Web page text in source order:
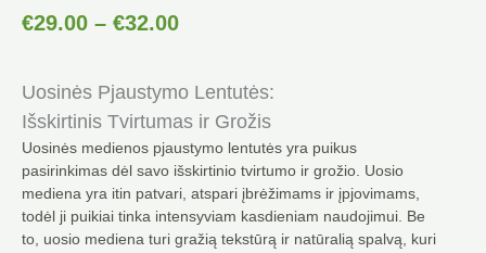
€29.00 – €32.00Price
Through
€32.00
Uosinės Pjaustymo Lentutės:
Išskirtinis Tvirtumas ir Grožis
Uosinės medienos pjaustymo lentutės yra puikus
pasirinkimas dėl savo išskirtinio tvirtumo ir grožio. Uosio
mediena yra itin patvari, atspari įbrėžimams ir įpjovimams,
todėl ji puikiai tinka intensyviam kasdieniam naudojimui. Be
to, uosio mediena turi gražią tekstūrą ir natūralią spalvą, kuri